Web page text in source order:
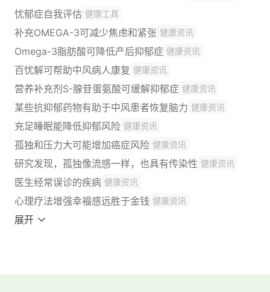
忧郁症自我评估 健康工具
补充OMEGA-3可减少焦虑和紧张 健康资讯
Omega-3脂肪酸可降低产后抑郁症 健康资讯
百忧解可帮助中风病人康复 健康资讯
营养补充剂S-腺苷蛋氨酸可缓解抑郁症 健康资讯
某些抗抑郁药物有助于中风患者恢复脑力 健康资讯
充足睡眠能降低抑郁风险 健康资讯
孤独和压力大可能增加癌症风险 健康资讯
研究发现，孤独像流感一样，也具有传染性 健康资讯
医生经常误诊的疾病 健康资讯
心理疗法增强幸福感远胜于金钱 健康资讯
展开